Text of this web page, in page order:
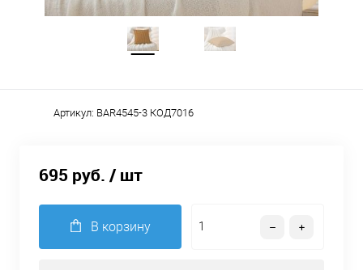
Артикул: BAR4545-3 КОД7016
695 руб. / шт
В корзину